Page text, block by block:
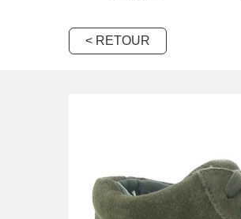
< RETOUR